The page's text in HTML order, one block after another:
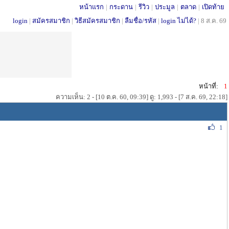
หน้าแรก | กระดาน | รีวิว | ประมูล | ตลาด | เปิดท้าย
login | สมัครสมาชิก | วิธีสมัครสมาชิก | ลืมชื่อ/รหัส | login ไม่ได้? | 8 ส.ค. 69
หน้าที่:
1
ความเห็น: 2 - [10 ต.ค. 60, 09:39] ดู: 1,993 - [7 ส.ค. 69, 22:18]
1